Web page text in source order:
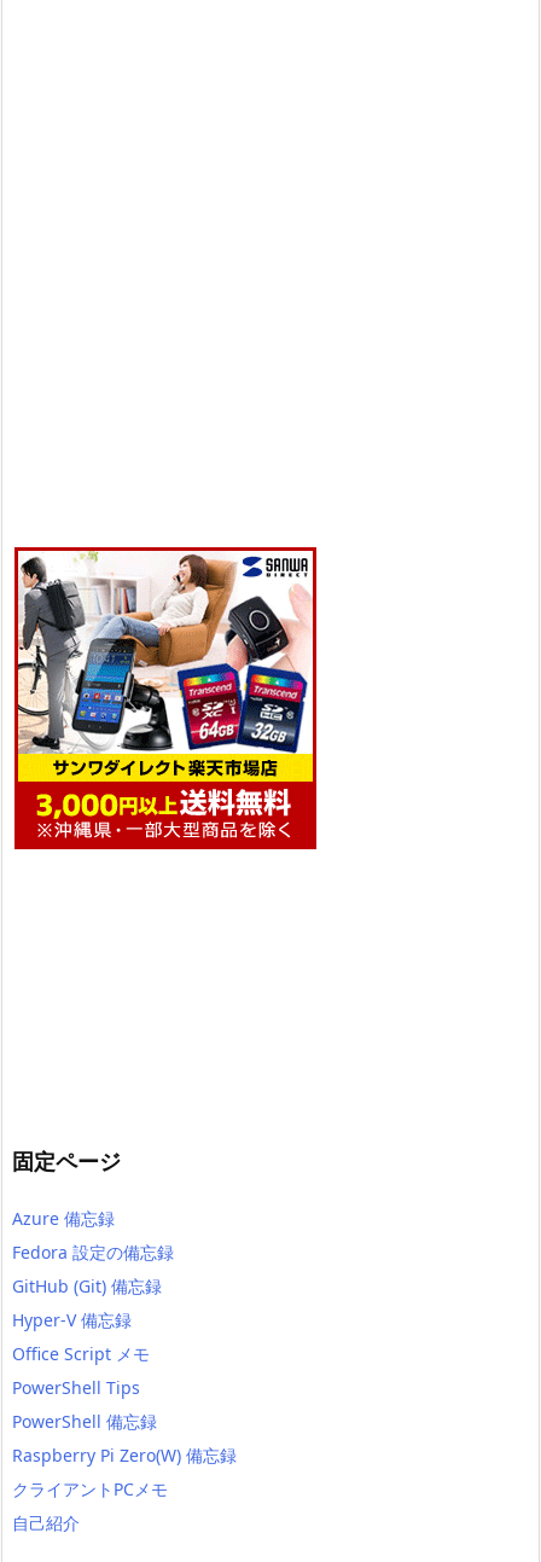
固定ページ
Azure 備忘録
Fedora 設定の備忘録
GitHub (Git) 備忘録
Hyper-V 備忘録
Office Script メモ
PowerShell Tips
PowerShell 備忘録
Raspberry Pi Zero(W) 備忘録
クライアントPCメモ
自己紹介